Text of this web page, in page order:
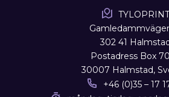
TYLOPRINT
302 41
Postadress Box
30007 Halmstad,
+46 (0)35 – 17